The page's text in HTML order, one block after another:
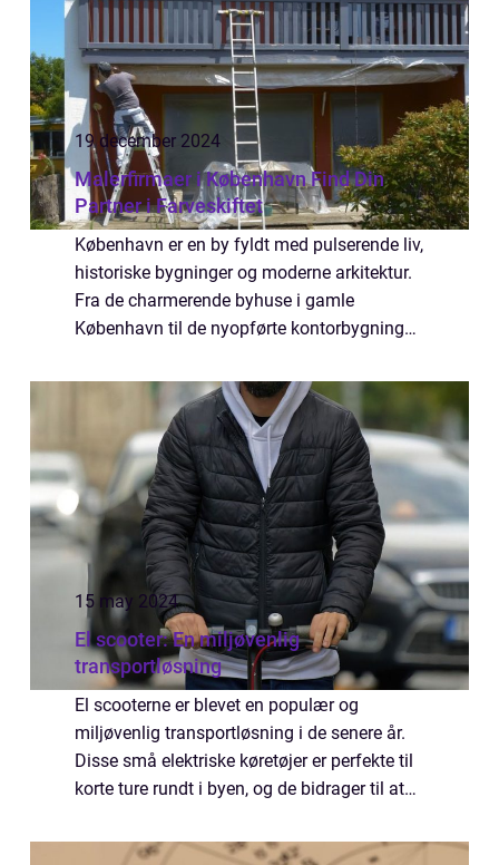
19 december 2024
Malerfirmaer i København Find Din
Partner i Farveskiftet
København er en by fyldt med pulserende liv,
historiske bygninger og moderne arkitektur.
Fra de charmerende byhuse i gamle
København til de nyopførte kontorbygninger
hovedstaden sin unikke prægning også når
det komme...
15 may 2024
El scooter: En miljøvenlig
transportløsning
El scooterne er blevet en populær og
miljøvenlig transportløsning i de senere år.
Disse små elektriske køretøjer er perfekte til
korte ture rundt i byen, og de bidrager til at
Med en el scooter kan du nemt ...